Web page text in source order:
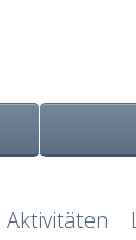
Aktivitäten